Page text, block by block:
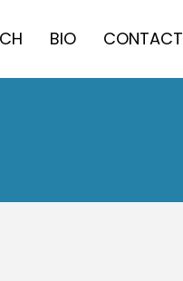
BIO CONTACT